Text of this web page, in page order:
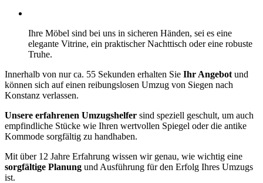
Ihre Möbel sind bei uns in sicheren Händen, sei es eine
elegante Vitrine, ein praktischer Nachttisch oder eine robuste
Truhe.
Innerhalb von nur ca. 55 Sekunden erhalten Sie Ihr Angebot und
können sich auf einen reibungslosen Umzug von Siegen nach
Konstanz verlassen.
Unsere erfahrenen Umzugshelfer sind speziell geschult, um auch
empfindliche Stücke wie Ihren wertvollen Spiegel oder die antike
Kommode sorgfältig zu handhaben.
Mit über 12 Jahre Erfahrung wissen wir genau, wie wichtig eine
sorgfältige Planung und Ausführung für den Erfolg Ihres Umzugs
ist.